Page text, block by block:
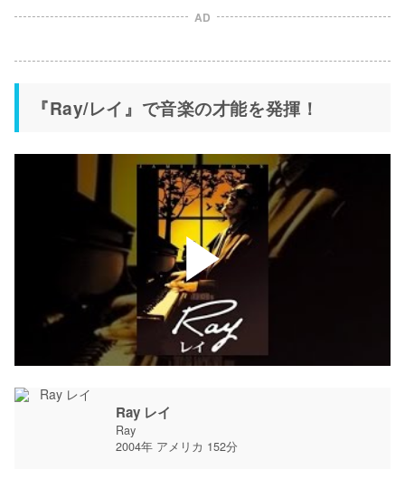
AD
『Ray/レイ』で音楽の才能を発揮！
Ray レイ
Ray
2004年 アメリカ 152分